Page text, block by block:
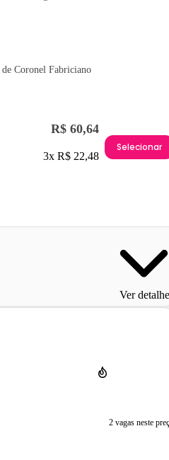
Coronel Fabriciano
R$ 60,64
3x R$ 22,48
Selecionar
Ver
2 vagas neste